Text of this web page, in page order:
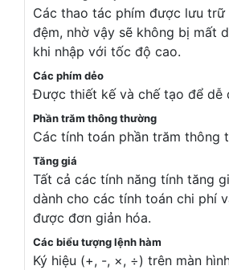
Các thao tác phím được lưu
đệm, nhờ vậy sẽ không bị mất
khi nhập với tốc độ cao.
Các phím dẻo
Được thiết kế và chế tạo để dễ
Phần trăm thông thường
Các tính toán phần trăm thông
Tăng giá
Tất cả các tính năng tính tăng
dành cho các tính toán chi phí
được đơn giản hóa.
Các biểu tượng lệnh hàm
Ký hiệu (+, -, ×, ÷) trên màn